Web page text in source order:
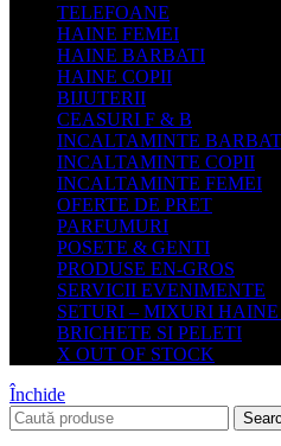
TELEFOANE
HAINE FEMEI
HAINE BARBATI
HAINE COPII
BIJUTERII
CEASURI F & B
INCALTAMINTE
INCALTAMINTE COPII
INCALTAMINTE FEMEI
OFERTE DE PRET
PARFUMURI
POSETE & GENTI
PRODUSE EN-GROS
SERVICII EVENIMENTE
SETURI – MIXURI
BRICHETE SI PELETI
X OUT OF STOCK
Închide